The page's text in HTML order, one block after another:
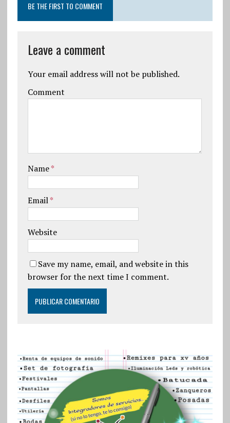
BE THE FIRST TO COMMENT
Leave a comment
Your email address will not be published.
Comment
Name*
Email*
Website
Save my name, email, and website in this
browser for the next time I comment.